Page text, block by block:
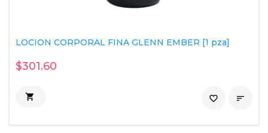
LOCION CORPORAL FINA GLENN EMBER [1 pza]
$301.60
 
favorite_border